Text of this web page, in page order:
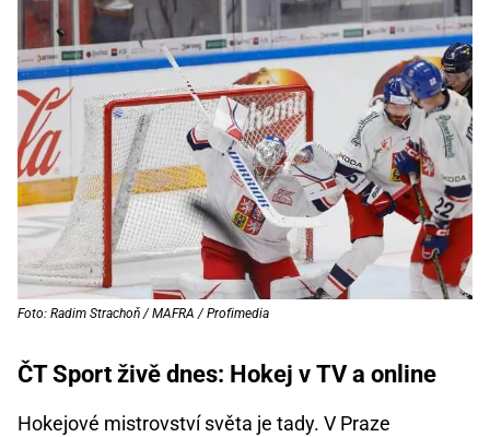
Foto: Radim Strachoň / MAFRA / Profimedia
ČT Sport živě dnes: Hokej v TV a online
Hokejové mistrovství světa je tady. V Praze